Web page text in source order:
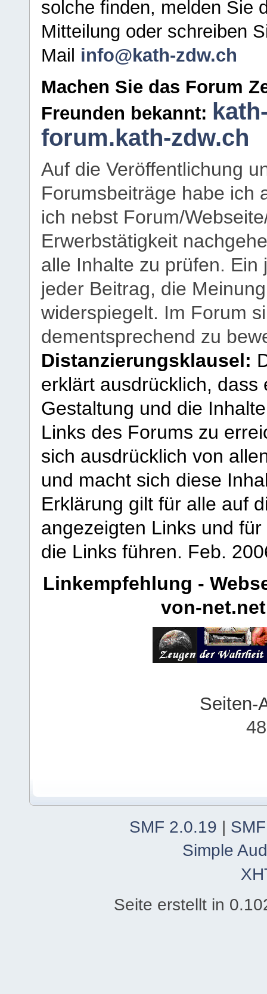
solche finden, melden Sie
Mitteilung oder schreiben
Mail info@kath-zdw.ch
Machen Sie das Forum
Freunden bekannt:
forum.kath-zdw.ch
Auf die Veröffentlichung
Forumsbeiträge habe ich
ich nebst Forum/
Erwerbstätigkeit
alle Inhalte zu prüfen.
jeder Beitrag, die
widerspiegelt. Im Forum
dementsprechend zu
Distanzierungsklausel:
erklärt ausdrücklich,
Gestaltung und die
Links des Forums zu
sich ausdrücklich von
und macht sich diese
Erklärung gilt für alle auf
angezeigten Links und
die Links führen. Feb.
Linkempfehlung -
von-net.net
Seiten-
SMF 2.0.19 |
Simple
Seite erstellt in